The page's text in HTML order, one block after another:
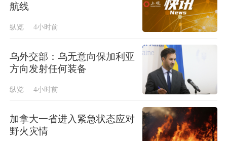
航线
纵览 4小时前
乌外交部：乌无意向保加利亚
方向发射任何装备
纵览 4小时前
加拿大一省进入紧急状态应对
野火灾情